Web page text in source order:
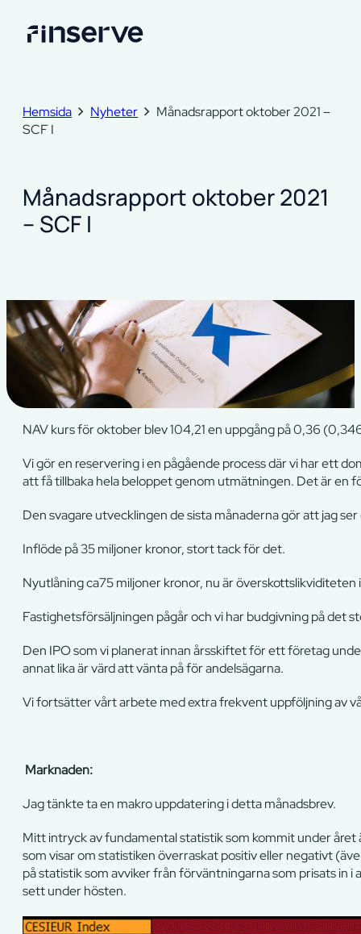
Hemsida Nyheter
Månadsrapport oktober 2021 –
SCF I
Månadsrapport oktober 2021
– SCF I
NAV kurs för oktober blev 104,21 en uppgång på 0,36
Vi gör en reservering i en pågående process där vi har ett
att få tillbaka hela beloppet genom utmätningen. Det är en
Den svagare utvecklingen de sista månaderna gör att jag
Inflöde på 35 miljoner kronor, stort tack för det.
Nyutlåning ca75 miljoner kronor, nu är
Fastighetsförsäljningen pågår och vi har budgivning på det
Den IPO som vi planerat innan årsskiftet för ett företag
annat lika är värd att vänta på för andelsägarna.
Vi fortsätter vårt arbete med extra frekvent uppföljning av
Marknaden:
Jag tänkte ta en makro uppdatering i detta månadsbrev.
Mitt intryck av fundamental statistik som kommit under
som visar om statistiken överraskat positiv eller negativt
på statistik som avviker från förväntningarna som prisats in
sett under hösten.